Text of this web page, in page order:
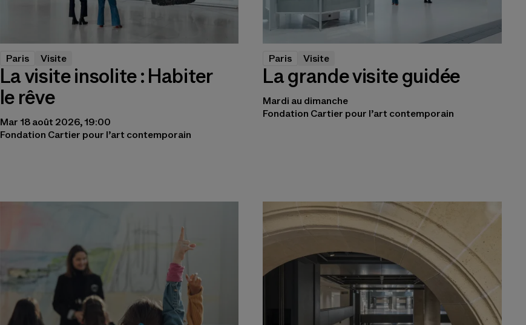
Paris Visite
La visite insolite : Habiter
le rêve
Mar 18 août 2026, 19:00
Fondation Cartier pour l’art contemporain
Paris Visite
La grande visite guidée
Mardi au dimanche
Fondation Cartier pour l’art contemporain